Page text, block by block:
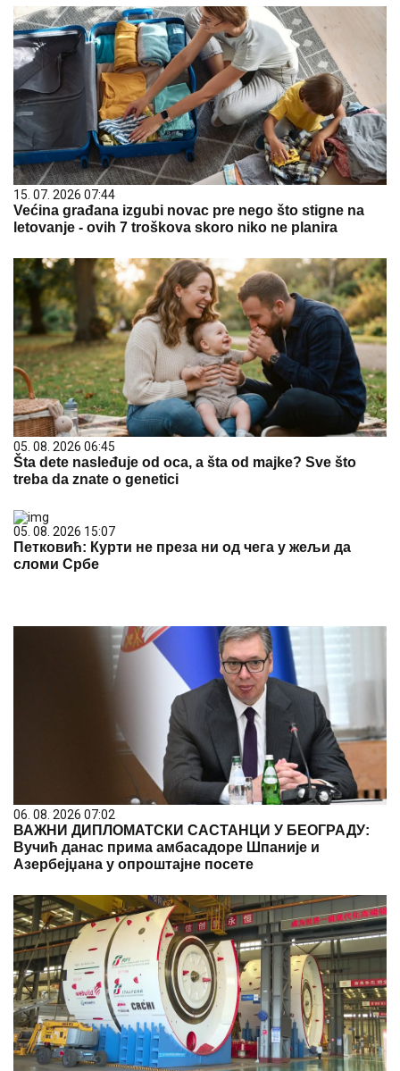
15. 07. 2026 07:44
Većina građana izgubi novac pre nego što stigne na
letovanje - ovih 7 troškova skoro niko ne planira
05. 08. 2026 06:45
Šta dete nasleđuje od oca, a šta od majke? Sve što
treba da znate o genetici
05. 08. 2026 15:07
Петковић: Курти не преза ни од чега у жељи да
сломи Србе
06. 08. 2026 07:02
ВАЖНИ ДИПЛОМАТСКИ САСТАНЦИ У БЕОГРАДУ:
Вучић данас прима амбасадоре Шпаније и
Азербејџана у опроштајне посете